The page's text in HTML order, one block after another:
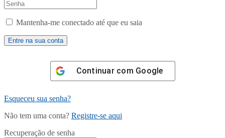
Mantenha-me conectado até que eu saia
Continuar com Google
Esqueceu sua senha?
Não tem uma conta? Registre-se aqui
Recuperação de senha